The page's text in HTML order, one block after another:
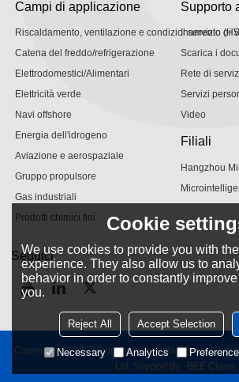
Campi di applicazione
Riscaldamento, ventilazione e condizionamento
Catena del freddo/refrigerazione
Elettrodomestici/Alimentari
Elettricità verde
Navi offshore
Energia dell'idrogeno
Aviazione e aerospaziale
Gruppo propulsore
Gas industriali
Prodotti chimici fini
Supporto
Il servizio di
Scarica i
Rete di
Servizi
Video
Filiali
Hangzhou
Seguici
Copyright © 2026Hangzhou Shenshi Energy
Ltd. Support By BEE Cloud
Cookie
We use cookies to provide you with
experience. They also allow us to
behavior in order to constantly
you.
Reject All Accept Selection
Necessary Analytics